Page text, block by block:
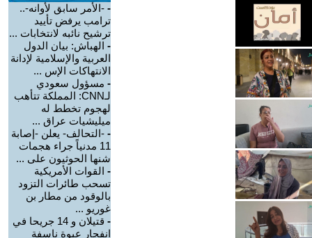
- -الأمر سابق لأوانه-..
ترامب يرفض تأييد
ترشيح نائبه لانتخابات ...
- الهباش: بيان الدول
العربية والإسلامية لإدانة
الانتهاكات الإس ...
- مسؤول سعودي
لـCNN: المملكة تتأهب
لهجوم تخطط له
ميليشيات عراق ...
- -التحالف- يعلن -إصابة
11 مدنياً جراء هجمات
شنها الحوثيون على ...
- القوات الأمريكية
تسحب طائرات التزود
بالوقود من مطار بن
غوريو ...
-
قتيلان و 14 جريحا في
انفجار عبوة ناسفة